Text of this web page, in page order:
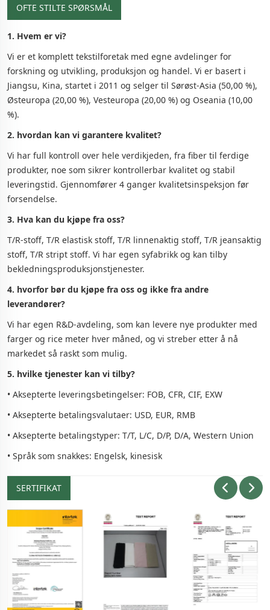
OFTE STILTE SPØRSMÅL
1. Hvem er vi?
Vi er et komplett tekstilforetak med egne avdelinger for
forskning og utvikling, produksjon og handel. Vi er basert i
Jiangsu, Kina, startet i 2011 og selger til Sørøst-Asia (50,00 %),
Østeuropa (20,00 %), Vesteuropa (20,00 %) og Oseania (10,00
%).
2. hvordan kan vi garantere kvalitet?
Vi har full kontroll over hele verdikjeden, fra fiber til ferdige
produkter, noe som sikrer kontrollerbar kvalitet og stabil
leveringstid. Gjennomfører 4 ganger kvalitetsinspeksjon før
forsendelse.
3. Hva kan du kjøpe fra oss?
T/R-stoff, T/R elastisk stoff, T/R linnenaktig stoff, T/R jeansaktig
stoff, T/R stript stoff. Vi har egen syfabrikk og kan tilby
bekledningsproduksjonstjenester.
4. hvorfor bør du kjøpe fra oss og ikke fra andre
leverandører?
Vi har egen R&D-avdeling, som kan levere nye produkter med
farger og rice meter hver måned, og vi streber etter å nå
markedet så raskt som mulig.
5. hvilke tjenester kan vi tilby?
• Aksepterte leveringsbetingelser: FOB, CFR, CIF, EXW
• Aksepterte betalingsvalutaer: USD, EUR, RMB
• Aksepterte betalingstyper: T/T, L/C, D/P, D/A, Western Union
• Språk som snakkes: Engelsk, kinesisk
SERTIFIKAT